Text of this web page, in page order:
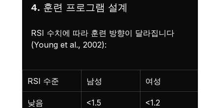
4. 훈련 프로그램 설계
RSI 수치에 따라 훈련 방향이 달라집니다
(Young et al., 2002):
RSI 수준 남성 여성
낮음 <1.5 <1.2